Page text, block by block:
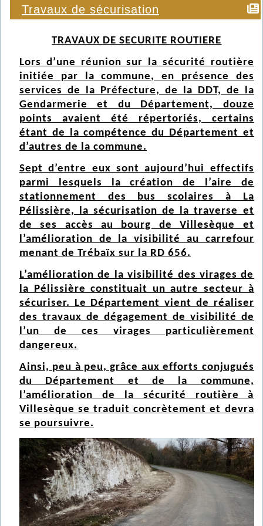
Travaux de sécurisation
TRAVAUX DE SECURITE ROUTIERE
Lors d’une réunion sur la sécurité routière
initiée par la commune, en présence des
services de la Préfecture, de la DDT, de la
Gendarmerie et du Département, douze
points avaient été répertoriés, certains
étant de la compétence du Département et
d’autres de la commune.
Sept d’entre eux sont aujourd’hui effectifs
parmi lesquels la création de l’aire de
stationnement des bus scolaires à La
Pélissière, la sécurisation de la traverse et
de ses accès au bourg de Villesèque et
l’amélioration de la visibilité au carrefour
menant de Trébaïx sur la RD 656.
L’amélioration de la visibilité des virages de
la Pélissière constituait un autre secteur à
sécuriser. Le Département vient de réaliser
des travaux de dégagement de visibilité de
l’un de ces virages particulièrement
dangereux.
Ainsi, peu à peu, grâce aux efforts conjugués
du Département et de la commune,
l’amélioration de la sécurité routière à
Villesèque se traduit concrètement et devra
se poursuivre.